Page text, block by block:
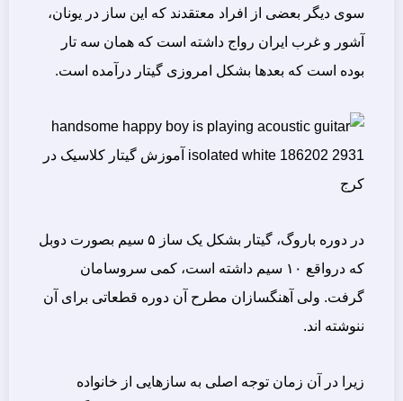
سوی دیگر بعضی از افراد معتقدند که این ساز در یونان،
آشور و غرب ایران رواج داشته است که همان سه تار
بوده است که بعدها بشکل امروزی گیتار درآمده است.
در دوره باروگ، گیتار بشکل یک ساز ۵ سیم بصورت دوبل
که درواقع ۱۰ سیم داشته است، کمی سروسامان
گرفت. ولی آهنگسازان مطرح آن دوره قطعاتی برای آن
ننوشته اند.
زیرا در آن زمان توجه اصلی به سازهایی از خانواده